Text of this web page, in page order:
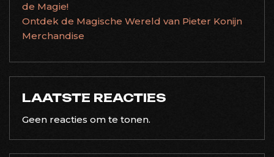
de Magie!
Ontdek de Magische Wereld van Pieter Konijn
Merchandise
LAATSTE REACTIES
Geen reacties om te tonen.